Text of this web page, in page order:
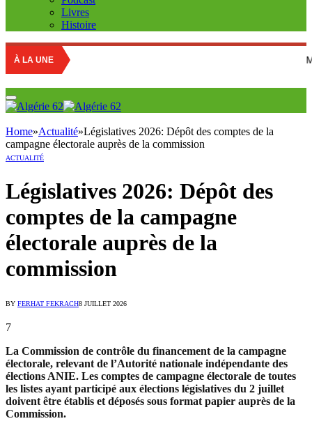
Livres
Histoire
À LA UNE Marché des
Home»Actualité»Législatives 2026: Dépôt des comptes de la
campagne électorale auprès de la commission
ACTUALITÉ
Législatives 2026: Dépôt des
comptes de la campagne
électorale auprès de la
commission
BY FERHAT FEKRACH8 JUILLET 2026
7
La Commission de contrôle du financement de la campagne
électorale, relevant de l’Autorité nationale indépendante des
élections ANIE. Les comptes de campagne électorale de toutes
les listes ayant participé aux élections législatives du 2 juillet
doivent être établis et déposés sous format papier auprès de la
Commission.